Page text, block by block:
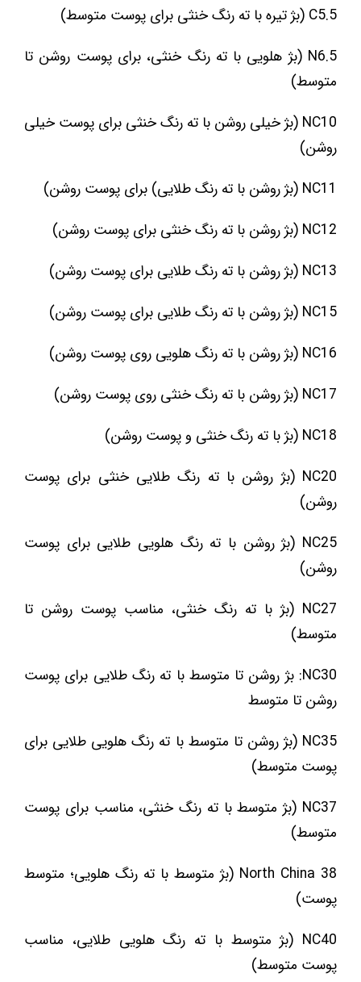
C5.5 (بژ تیره با ته رنگ خنثی برای پوست متوسط)
N6.5 (بژ هلویی با ته رنگ خنثی، برای پوست روشن تا
متوسط)
NC10 (بژ خیلی روشن با ته رنگ خنثی برای پوست خیلی
روشن)
NC11 (بژ روشن با ته رنگ طلایی) برای پوست روشن)
NC12 (بژ روشن با ته رنگ خنثی برای پوست روشن)
NC13 (بژ روشن با ته رنگ طلایی برای پوست روشن)
NC15 (بژ روشن با ته رنگ طلایی برای پوست روشن)
NC16 (بژ روشن با ته رنگ هلویی روی پوست روشن)
NC17 (بژ روشن با ته رنگ خنثی روی پوست روشن)
NC18 (بژ با ته رنگ خنثی و پوست روشن)
NC20 (بژ روشن با ته رنگ طلایی خنثی برای پوست
روشن)
NC25 (بژ روشن با ته رنگ هلویی طلایی برای پوست
روشن)
NC27 (بژ با ته رنگ خنثی، مناسب پوست روشن تا
متوسط)
NC30: بژ روشن تا متوسط با ته رنگ طلایی برای پوست
روشن تا متوسط
NC35 (بژ روشن تا متوسط با ته رنگ هلویی طلایی برای
پوست متوسط)
NC37 (بژ متوسط با ته رنگ خنثی، مناسب برای پوست
متوسط)
North China 38 (بژ متوسط با ته رنگ هلویی؛ متوسط
پوست)
NC40 (بژ متوسط با ته رنگ هلویی طلایی، مناسب
پوست متوسط)